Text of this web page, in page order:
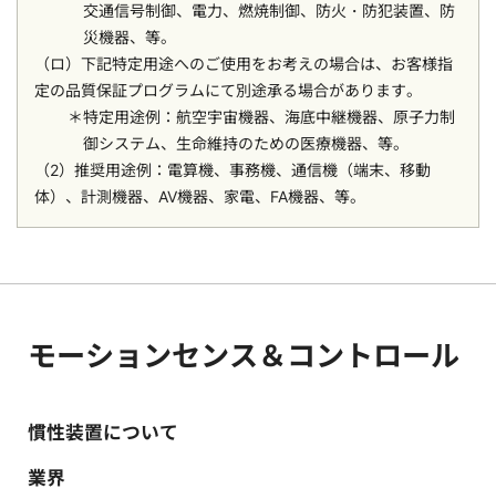
交通信号制御、電力、燃焼制御、防火・防犯装置、防
災機器、等。
（ロ）下記特定用途へのご使用をお考えの場合は、お客様指
定の品質保証プログラムにて別途承る場合があります。
特定用途例：航空宇宙機器、海底中継機器、原子力制
御システム、生命維持のための医療機器、等。
（2）推奨用途例：電算機、事務機、通信機（端末、移動
体）、計測機器、AV機器、家電、FA機器、等。
モーションセンス＆コントロール
慣性装置について
業界